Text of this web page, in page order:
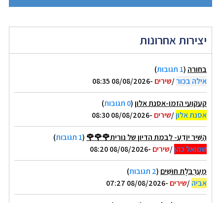
יצירות אחרונות
בחורה (1 תגובות
)
אילה בכור/שירים -08/08/2026 08:35
קעקועי הזמו-אסנת אלון(0 תגובות
)
אסנת אלון/שירים -08/08/2026 08:30
הַשִּׁיר יוֹדֵעַ- לבמת הדיון של נורית🌹🌹🌹 (1 תגובות
)
שמואל כהן/שירים -08/08/2026 08:20
מַעַרְבֹּלֶת חוּשִׁים (2 תגובות
)
אביה/שירים -08/08/2026 07:27